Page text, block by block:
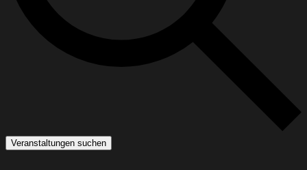
Veranstaltungen suchen